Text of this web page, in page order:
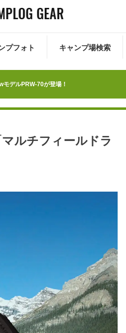
プフォト キャンプ場検索
デルPRW-70が登場！
ルチフィールドラ